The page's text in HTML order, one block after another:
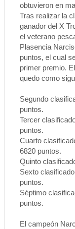
obtuvieron en
Tras realizar la
ganador del X
el veterano
Plasencia
puntos, el cual
primer premio.
quedo como
Segundo
puntos.
Tercer
puntos.
Cuarto
6820 puntos.
Quinto
Sexto
puntos.
Séptimo
puntos.
El campeón